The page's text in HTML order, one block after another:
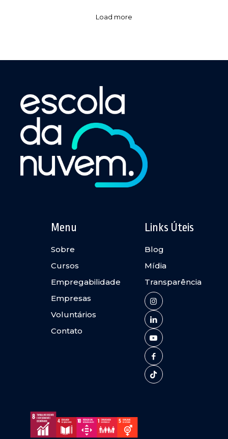
Load more
Menu
Sobre
Cursos
Empregabilidade
Empresas
Voluntários
Contato
Links Úteis
Blog
Mídia
Transparência